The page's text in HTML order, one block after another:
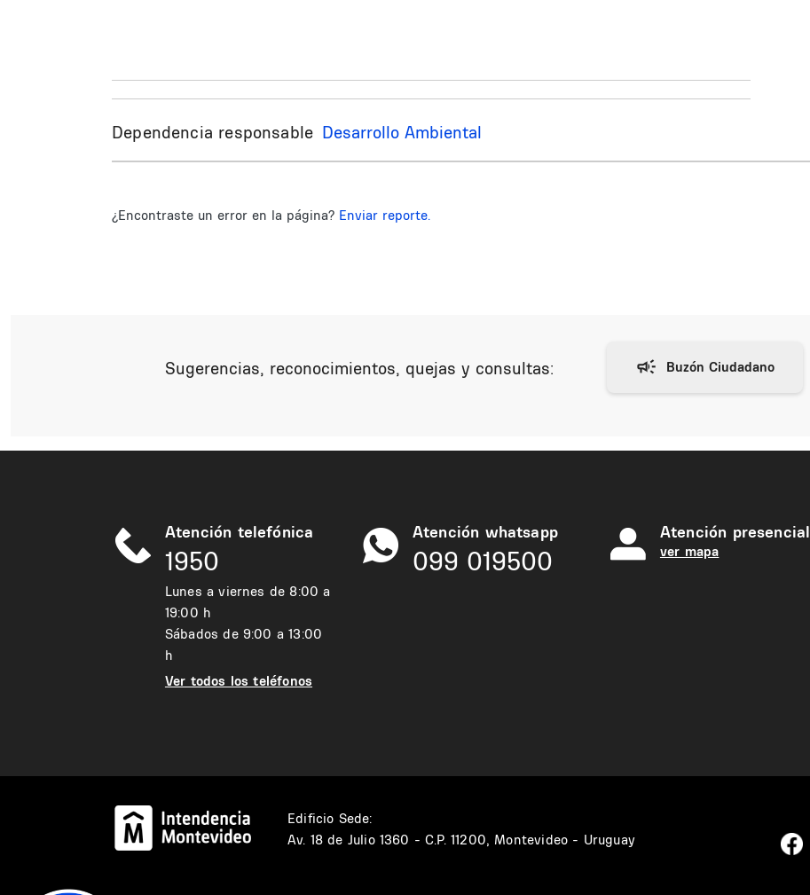
Dependencia responsable Desarrollo Ambiental
¿Encontraste un error en la página? Enviar reporte.
Sugerencias, reconocimientos, quejas y consultas:
Atención telefónica
1950
Lunes a viernes de 8:00 a
19:00 h
Sábados de 9:00 a 13:00
h
Ver todos los teléfonos
Atención whatsapp
099 019500
Atención presencial
ver mapa
Edificio Sede:
Av. 18 de Julio 1360 - C.P. 11200, Montevideo - Uruguay